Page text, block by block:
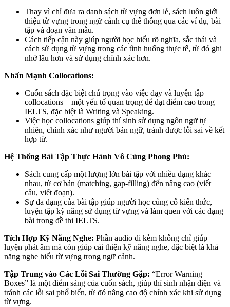
Thay vì chỉ đưa ra danh sách từ vựng đơn lẻ, sách luôn giới
thiệu từ vựng trong ngữ cảnh cụ thể thông qua các ví dụ, bài
tập và đoạn văn mẫu.
Cách tiếp cận này giúp người học hiểu rõ nghĩa, sắc thái và
cách sử dụng từ vựng trong các tình huống thực tế, từ đó ghi
nhớ lâu hơn và sử dụng chính xác hơn.
Nhấn Mạnh Collocations:
Cuốn sách đặc biệt chú trọng vào việc dạy và luyện tập
collocations – một yếu tố quan trọng để đạt điểm cao trong
IELTS, đặc biệt là Writing và Speaking.
Việc học collocations giúp thí sinh sử dụng ngôn ngữ tự
nhiên, chính xác như người bản ngữ, tránh được lỗi sai về kết
hợp từ.
Hệ Thống Bài Tập Thực Hành Vô Cùng Phong Phú:
Sách cung cấp một lượng lớn bài tập với nhiều dạng khác
nhau, từ cơ bản (matching, gap-filling) đến nâng cao (viết
câu, viết đoạn).
Sự đa dạng của bài tập giúp người học củng cố kiến thức,
luyện tập kỹ năng sử dụng từ vựng và làm quen với các dạng
bài trong đề thi IELTS.
Tích Hợp Kỹ Năng Nghe: Phần audio đi kèm không chỉ giúp
luyện phát âm mà còn giúp cải thiện kỹ năng nghe, đặc biệt là khả
năng nghe hiểu từ vựng trong ngữ cảnh.
Tập Trung vào Các Lỗi Sai Thường Gặp: “Error Warning
Boxes” là một điểm sáng của cuốn sách, giúp thí sinh nhận diện và
tránh các lỗi sai phổ biến, từ đó nâng cao độ chính xác khi sử dụng
từ vựng.